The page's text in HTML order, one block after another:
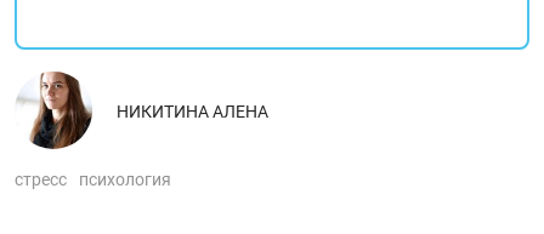
НИКИТИНА АЛЕНА
стресс психология